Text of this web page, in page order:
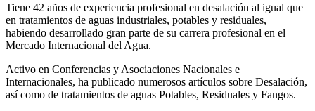
Tiene 42 años de experiencia profesional en desalación al igual que
en tratamientos de aguas industriales, potables y residuales,
habiendo desarrollado gran parte de su carrera profesional en el
Mercado Internacional del Agua.
Activo en Conferencias y Asociaciones Nacionales e
Internacionales, ha publicado numerosos artículos sobre Desalación,
así como de tratamientos de aguas Potables, Residuales y Fangos.